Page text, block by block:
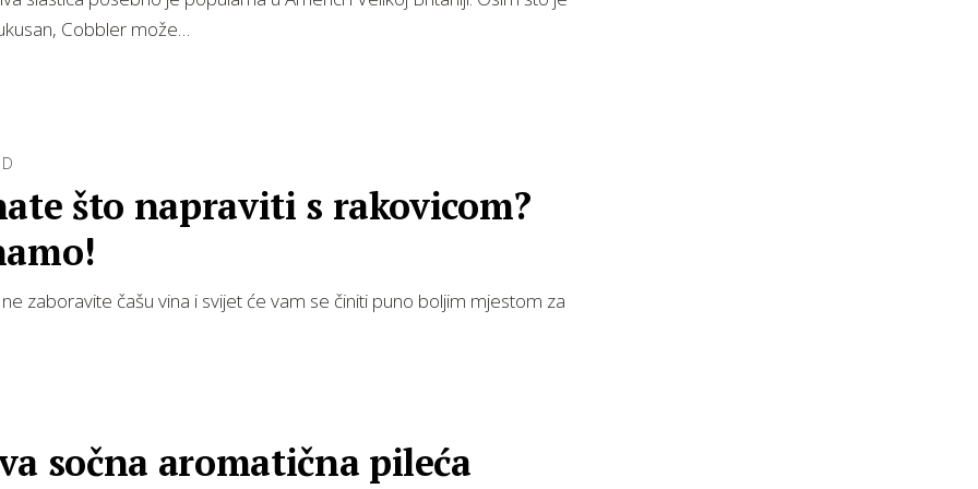
Cobbler može…
što napraviti s rakovicom?
zaboravite čašu vina i svijet će vam se činiti puno boljim mjestom za
sočna aromatična pileća